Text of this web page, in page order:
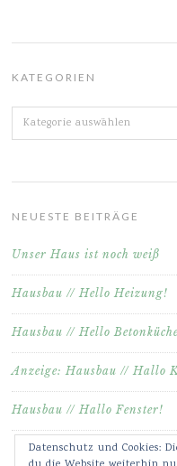
KATEGORIEN
Kategorien
NEUESTE BEITRÄGE
Unser Haus ist noch weiß
Hausbau // Hello Heizung!
Hausbau // Hello
Anzeige: Hausbau // Hallo
Hausbau // Hallo Fenster!
Datenschutz und Cookies: